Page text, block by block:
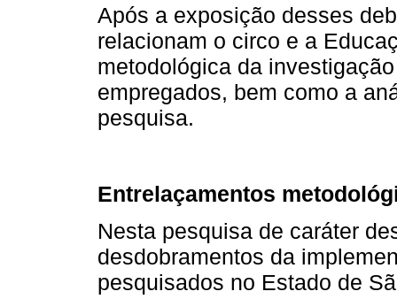
Após a exposição desses
relacionam o circo e a
metodológica da
empregados, bem como a
pesquisa.
Entrelaçamentos
Nesta pesquisa de caráter
desdobramentos da
pesquisados no Estado de